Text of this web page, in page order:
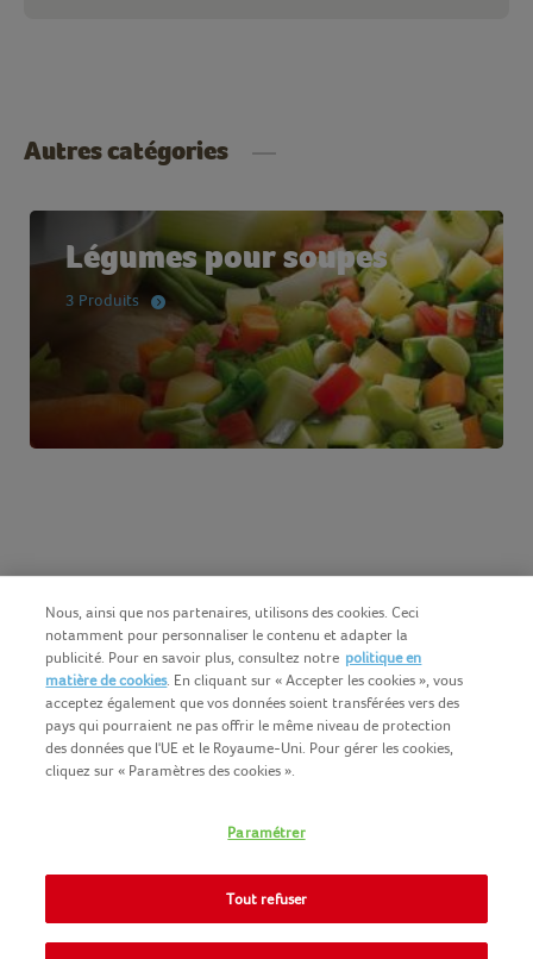
Autres catégories
Légumes pour soupes
3 Produits
COPYRIGHT IGLO 2025
CONTACTEZ NOUS
COOKIE-POLICY
NOMAD FOODS
POLITIQUE-DE-CONFIDENTIALITE
Nous, ainsi que nos partenaires, utilisons des cookies. Ceci
notamment pour personnaliser le contenu et adapter la
publicité. Pour en savoir plus, consultez notre politique en
matière de cookies. En cliquant sur « Accepter les cookies », vous
acceptez également que vos données soient transférées vers des
pays qui pourraient ne pas offrir le même niveau de protection
des données que l'UE et le Royaume-Uni. Pour gérer les cookies,
cliquez sur « Paramètres des cookies ».
Paramétrer
Tout refuser